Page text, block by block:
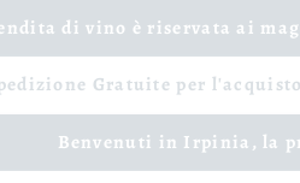
di vino è riservata ai
Gratuite per
Benvenuti in Irpinia, la